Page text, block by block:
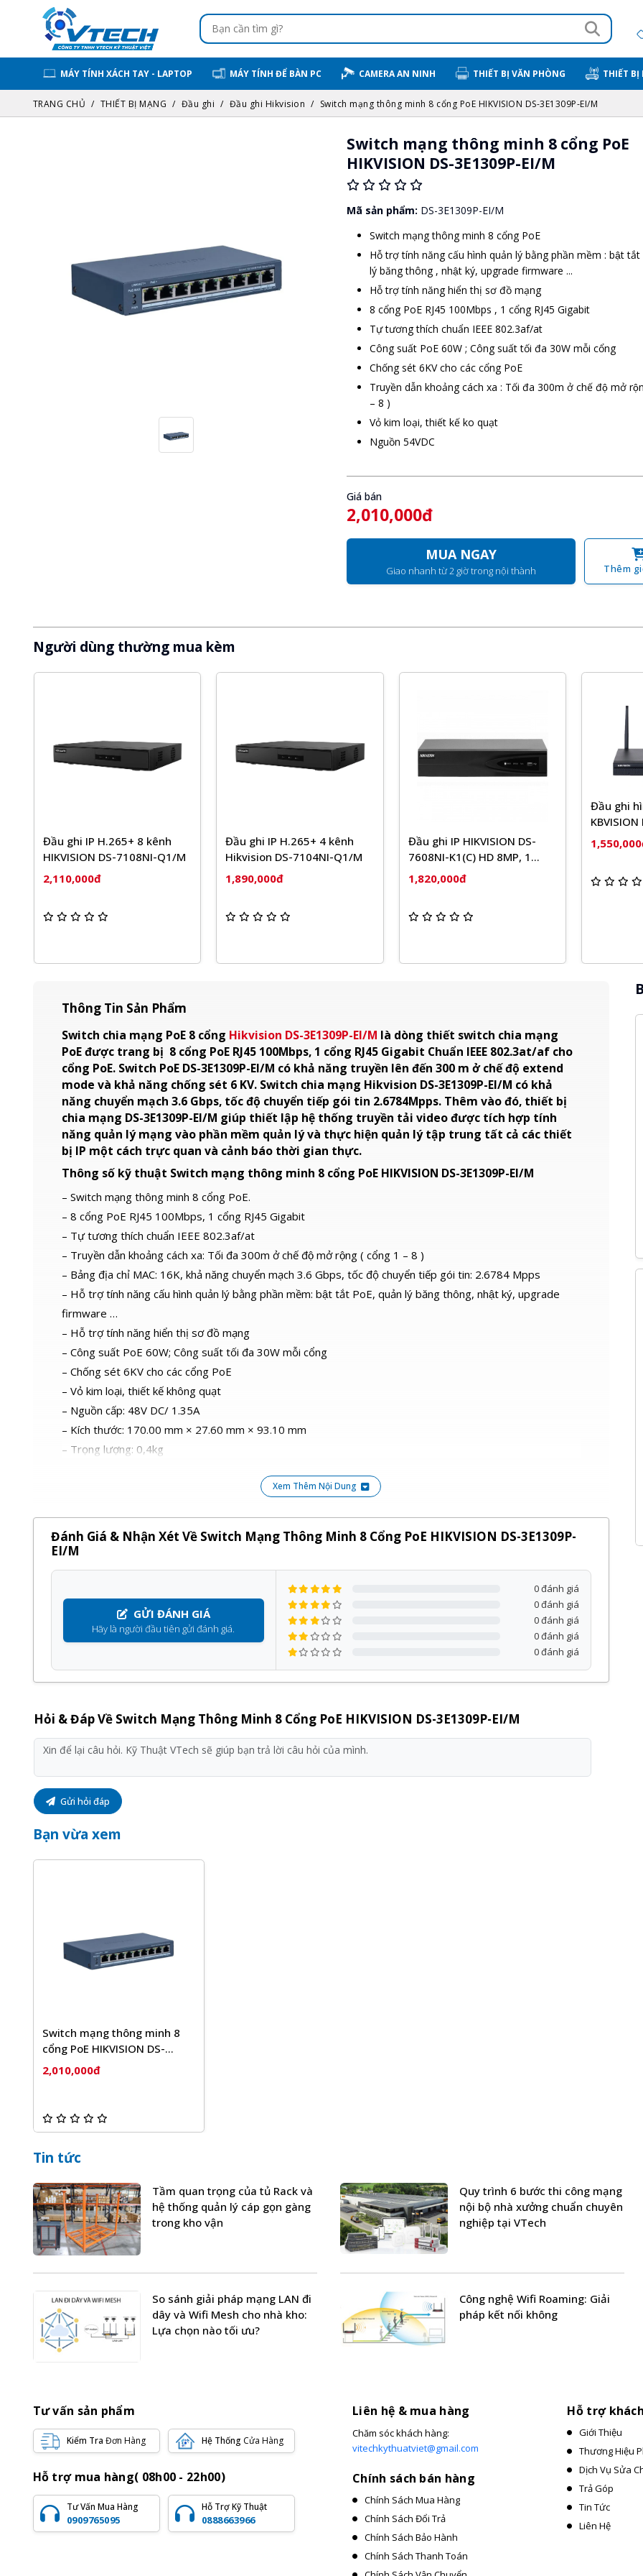
MÁY TÍNH XÁCH TAY - LAPTOP MÁY TÍNH ĐỂ BÀN PC CAMERA AN NINH THIẾT BỊ VĂN PHÒNG THIẾT BỊ
TRANG CHỦ THIẾT BỊ MẠNG Đầu ghi Đầu ghi Hikvision Switch mạng thông minh 8 cổng PoE HIKVISION DS-3E1309P-EI/M
Switch mạng thông minh 8 cổng PoE
HIKVISION DS-3E1309P-EI/M
Mã sản phẩm: DS-3E1309P-EI/M
Switch mạng thông minh 8 cổng PoE
Hỗ trợ tính năng cấu hình quản lý bằng phần mềm : bật tắt
lý băng thông , nhật ký, upgrade firmware ...
Hỗ trợ tính năng hiển thị sơ đồ mạng
8 cổng PoE RJ45 100Mbps , 1 cổng RJ45 Gigabit
Tự tương thích chuẩn IEEE 802.3af/at
Công suất PoE 60W ; Công suất tối đa 30W mỗi cổng
Chống sét 6KV cho các cổng PoE
Truyền dẫn khoảng cách xa : Tối đa 300m ở chế độ mở
– 8 )
Vỏ kim loại, thiết kế ko quạt
Nguồn 54VDC
Giá bán
2,010,000đ
MUA NGAY
Giao nhanh từ 2 giờ trong nội thành Thêm
Người dùng thường mua kèm
Đầu ghi IP H.265+ 8 kênh
HIKVISION DS-7108NI-Q1/M
2,110,000đ
Đầu ghi IP H.265+ 4 kênh
Hikvision DS-7104NI-Q1/M
1,890,000đ
Đầu ghi IP HIKVISION DS-
7608NI-K1(C) HD 8MP, 1
Sata, Audio, HDMI 4K
1,820,000đ
Đầu ghi
Thông Tin Sản Phẩm
Switch chia mạng PoE 8 cổng Hikvision DS-3E1309P-EI/M là dòng thiết switch chia mạng
PoE được trang bị 8 cổng PoE RJ45 100Mbps, 1 cổng RJ45 Gigabit Chuẩn IEEE 802.3at/af cho
cổng PoE. Switch PoE DS-3E1309P-EI/M có khả năng truyền lên đến 300 m ở chế độ extend
mode và khả năng chống sét 6 KV. Switch chia mạng Hikvision DS-3E1309P-EI/M có khả
năng chuyển mạch 3.6 Gbps, tốc độ chuyển tiếp gói tin 2.6784Mpps. Thêm vào đó, thiết bị
chia mạng DS-3E1309P-EI/M giúp thiết lập hệ thống truyền tải video được tích hợp tính
năng quản lý mạng vào phần mềm quản lý và thực hiện quản lý tập trung tất cả các thiết
bị IP một cách trực quan và cảnh báo thời gian thực.
Thông số kỹ thuật Switch mạng thông minh 8 cổng PoE HIKVISION DS-3E1309P-EI/M
– Switch mạng thông minh 8 cổng PoE.
– 8 cổng PoE RJ45 100Mbps, 1 cổng RJ45 Gigabit
– Tự tương thích chuẩn IEEE 802.3af/at
– Truyền dẫn khoảng cách xa: Tối đa 300m ở chế độ mở rộng ( cổng 1 – 8 )
– Bảng địa chỉ MAC: 16K, khả năng chuyển mạch 3.6 Gbps, tốc độ chuyển tiếp gói tin: 2.6784 Mpps
– Hỗ trợ tính năng cấu hình quản lý bằng phần mềm: bật tắt PoE, quản lý băng thông, nhật ký, upgrade
firmware …
– Hỗ trợ tính năng hiển thị sơ đồ mạng
– Công suất PoE 60W; Công suất tối đa 30W mỗi cổng
– Chống sét 6KV cho các cổng PoE
– Vỏ kim loại, thiết kế không quạt
– Nguồn cấp: 48V DC/ 1.35A
– Kích thước: 170.00 mm × 27.60 mm × 93.10 mm
– Trọng lượng: 0,4kg
Switch mạng thông minh 8 cổng PoE HIKVISION DS-3E1309P-EI/M
phối bởi Kỹ Thuật Vtech được cam kết chính hãng, giá tốt và bảo hành24 tháng, đi kèm với nhiều chương
trình ưu đãi hấp dẫn khác.
Quý khách hàng hoàn toàn yên tâm khi lựa chọn sử dụng sản phẩm, dịch vụ tại Kỹ Thuật Vtech.
Xem Thêm Nội Dung
Đánh Giá & Nhận Xét Về Switch Mạng Thông Minh 8 Cổng PoE HIKVISION DS-3E1309P-
EI/M
GỬI ĐÁNH GIÁ
Hãy là người đầu tiên gửi đánh giá.
0 đánh giá
0 đánh giá
0 đánh giá
0 đánh giá
0 đánh giá
Hỏi & Đáp Về Switch Mạng Thông Minh 8 Cổng PoE HIKVISION DS-3E1309P-EI/M
Gửi hỏi đáp
Bạn vừa xem
Switch mạng thông minh 8
cổng PoE HIKVISION DS-
3E1309P-EI/M
2,010,000đ
Tin tức
Tầm quan trọng của tủ Rack và
hệ thống quản lý cáp gọn gàng
trong kho vận
Quy trình 6 bước thi công mạng
nội bộ nhà xưởng chuẩn chuyên
nghiệp tại VTech
So sánh giải pháp mạng LAN đi
dây và Wifi Mesh cho nhà kho:
Lựa chọn nào tối ưu?
Công nghệ Wifi Roaming: Giải
pháp kết nối không
Tư vấn sản phẩm
Kiểm Tra Đơn Hàng Hệ Thống Cửa Hàng
Hỗ trợ mua hàng( 08h00 - 22h00)
Tư Vấn Mua Hàng
0909765095
Hỗ Trợ Kỹ Thuật
0888663966
Liên hệ & mua hàng
Chăm sóc khách hàng:
vitechkythuatviet@gmail.com
Chính sách bán hàng
Chính Sách Mua Hàng
Chính Sách Đổi Trả
Chính Sách Bảo Hành
Chính Sách Thanh Toán
Hỗ trợ
Giới Thiệu
Thương Hiệu
Dịch Vụ Sửa
Trả Góp
Tin Tức
Liên Hệ